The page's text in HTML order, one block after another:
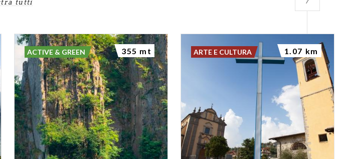
tutti
ACTIVE & GREEN 355 mt ARTE E CULTURA 1.07 km